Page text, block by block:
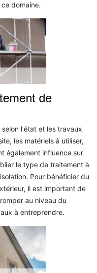
domaine.
de
l'état et les travaux
les matériels à utiliser,
également influence sur
le type de traitement à
Pour bénéficier du
il est important de
au niveau du
à entreprendre.